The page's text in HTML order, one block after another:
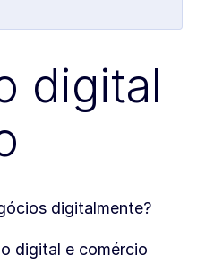
digital
digitalmente?
digital e comércio